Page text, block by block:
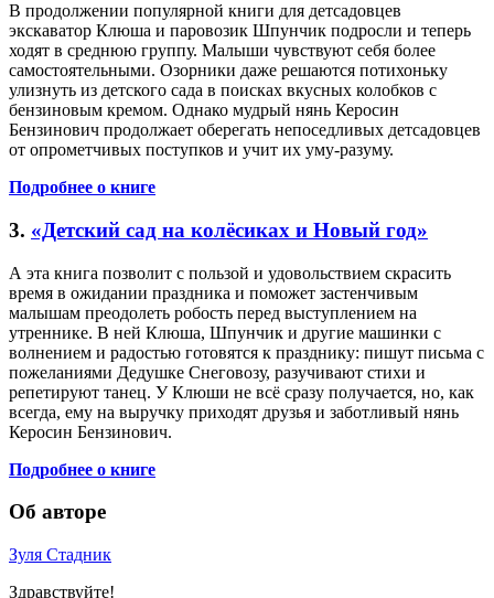
В продолжении популярной книги для детсадовцев
экскаватор Клюша и паровозик Шпунчик подросли и теперь
ходят в среднюю группу. Малыши чувствуют себя более
самостоятельными. Озорники даже решаются потихоньку
улизнуть из детского сада в поисках вкусных колобков с
бензиновым кремом. Однако мудрый нянь Керосин
Бензинович продолжает оберегать непоседливых детсадовцев
от опрометчивых поступков и учит их уму-разуму.
Подробнее о книге
3. «Детский сад на колёсиках и Новый год»
А эта книга позволит с пользой и удовольствием скрасить
время в ожидании праздника и поможет застенчивым
малышам преодолеть робость перед выступлением на
утреннике. В ней Клюша, Шпунчик и другие машинки с
волнением и радостью готовятся к празднику: пишут письма с
пожеланиями Дедушке Снеговозу, разучивают стихи и
репетируют танец. У Клюши не всё сразу получается, но, как
всегда, ему на выручку приходят друзья и заботливый нянь
Керосин Бензинович.
Подробнее о книге
Об авторе
Зуля Стадник
Здравствуйте!